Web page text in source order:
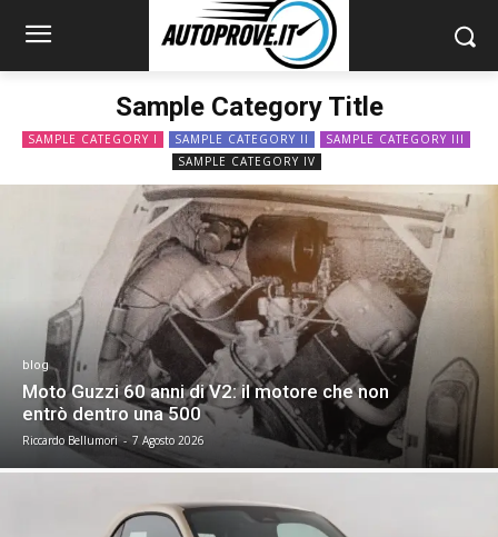
Sample Category Title
SAMPLE CATEGORY I SAMPLE CATEGORY II
SAMPLE CATEGORY III
SAMPLE CATEGORY IV
blog
Moto Guzzi 60 anni di V2: il motore che non
entrò dentro una 500
Riccardo Bellumori - 7 Agosto 2026